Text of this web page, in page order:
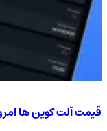
قیمت آلت کوین ها امروز ۱۴ مرداد